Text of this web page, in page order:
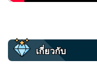
เกี่ยวกับ